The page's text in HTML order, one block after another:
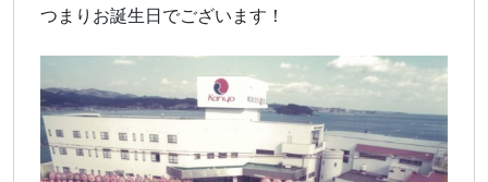
つまりお誕生日でございます！